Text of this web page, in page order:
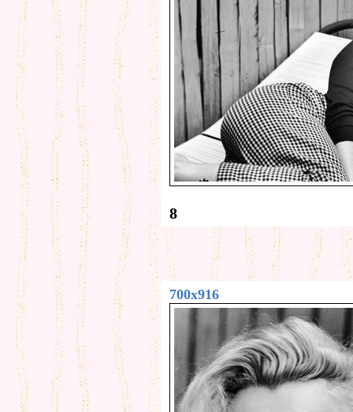
8
700x916